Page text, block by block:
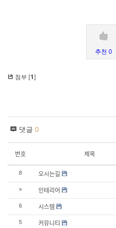
추천 0
첨부 [1]
댓글 0
번호 제목
8 오시는길
» 인테리어
6 시스템
5 커뮤니티